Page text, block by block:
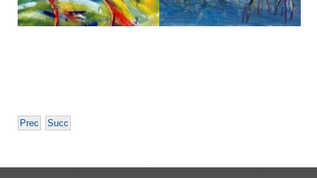
Prec Succ